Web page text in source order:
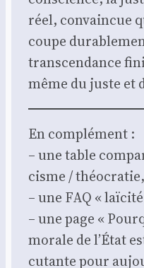
réel, convain­cue
coupe
trans­cen­dance
même du juste et
En com­plé­ment :
– une table
cisme / théo­cra­tie,
– une FAQ «
– une page «
morale de l’État
cu­tante pour